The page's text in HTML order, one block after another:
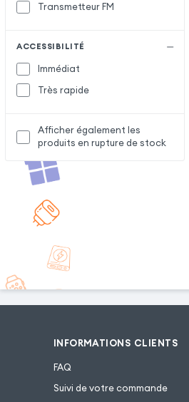
Transmetteur FM
ACCESSIBILITÉ
Immédiat
Très rapide
Afficher également les
produits en rupture de stock
INFORMATIONS CLIENTS
FAQ
Suivi de votre commande